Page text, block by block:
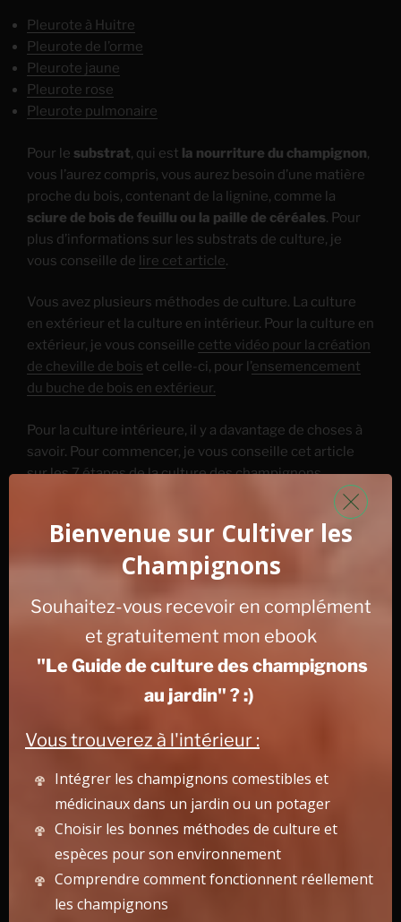
Pleurote à Huitre
Pleurote de l’orme
Pleurote jaune
Pleurote rose
Pleurote pulmonaire
Pour le substrat, qui est la nourriture du champignon,
vous l’aurez compris, vous aurez besoin d’une matière
proche du bois, contenant de la lignine, comme la
sciure de bois de feuillu ou la paille de céréales. Pour
plus d’informations sur les substrats de culture, je
vous conseille de lire cet article.
Vous avez plusieurs méthodes de culture. La culture
en extérieur et la culture en intérieur. Pour la culture en
extérieur, je vous conseille cette vidéo pour la création
de cheville de bois et celle-ci, pour l’ensemencement
du buche de bois en extérieur.
Pour la culture intérieure, il y a davantage de choses à
savoir. Pour commencer, je vous conseille cet article
sur les7 étapes de la culture des champignons,
de culture.
Une fois que c’est fait, je vous conseille de lire les4
paramètres de culturesetle matériel de base pour
débuter la culture des champignons . Bonne culture 🙂
Les applications des champignons
lignivores
lignivores est relativement simple. Mais dès qu’il s’agit
d’en faire le commerce, les conditions de culture
doivent être très précises. De nombreuses
opportunités commencent à pointer le bout de son nez
Culture deschampignons comestibles et gourmets
pour les particuliers, les restaurants. De nombreux
sous produits-agricoles peuvent être valorisés de
Bienvenue sur Cultiver les
Champignons
Souhaitez-vous recevoir en complément
et gratuitement mon ebook
"Le Guide de culture des champignons
au jardin" ? :)
Vous trouverez à l'intérieur :
Intégrer les champignons comestibles et
médicinaux dans un jardin ou un potager
Choisir les bonnes méthodes de culture et
espèces pour son environnement
Comprendre comment fonctionnent réellement
les champignons